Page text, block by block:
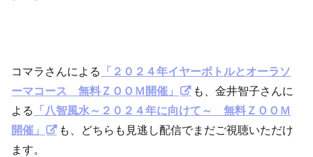
コマラさんによる
「２０２４年イヤーボトルとオーラソ
ーマコース 無料ＺＯＯＭ開催」
も、金井智子さんに
よる
「八智風水～２０２４年に向けて～ 無料ＺＯＯＭ
開催」
も、どちらも見逃し配信でまだご視聴いただけ
ます。